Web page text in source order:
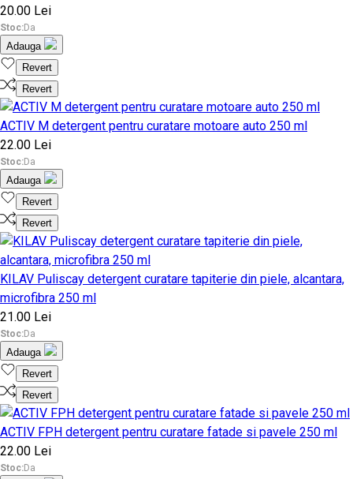
20.00 Lei
Stoc:Da
Adauga
Revert
Revert
ACTIV M detergent pentru curatare motoare auto 250 ml
22.00 Lei
Stoc:Da
Adauga
Revert
Revert
KILAV Puliscay detergent curatare tapiterie din piele, alcantara,
microfibra 250 ml
21.00 Lei
Stoc:Da
Adauga
Revert
Revert
ACTIV FPH detergent pentru curatare fatade si pavele 250 ml
22.00 Lei
Stoc:Da